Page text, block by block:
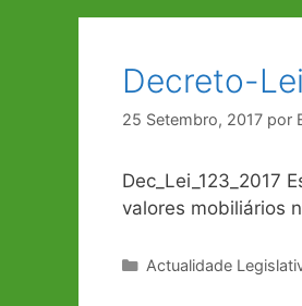
Decreto-
25 Setembro, 2017 por
Dec_Lei_123_2017
valores mobiliários
Categorias
Actualidade